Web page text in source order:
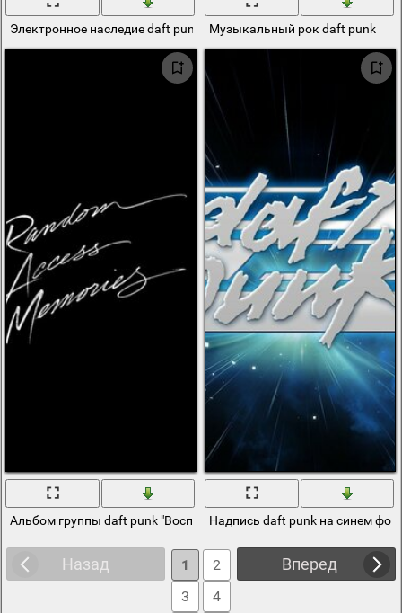
Электронное наследие daft punk Музыкальный рок daft punk
Альбом группы daft punk "Воспоминания произвольного
Надпись daft punk на синем
Назад Вперед
1
2
3
4